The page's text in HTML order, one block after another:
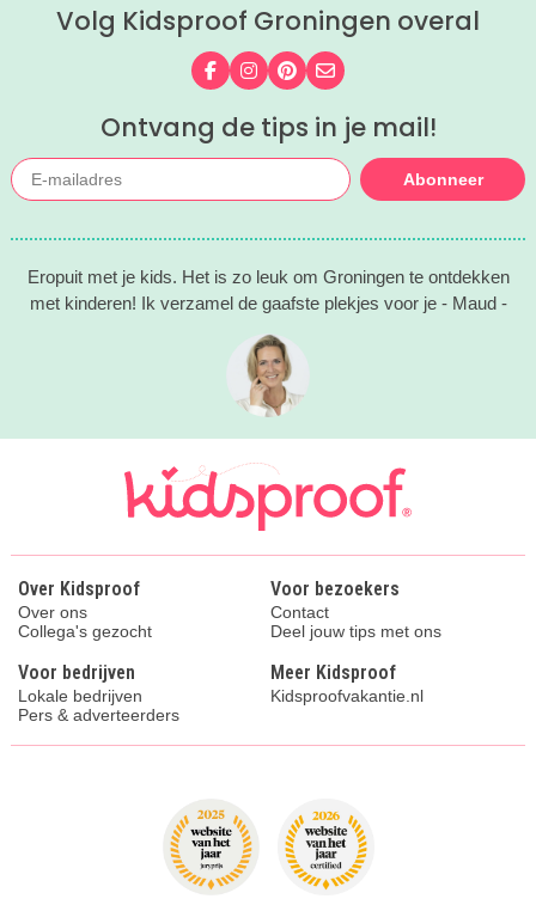
Volg Kidsproof Groningen overal
Volg ons op Facebook
Volg ons op Instagram
Volg ons op Pinterest
Mail ons
Ontvang de tips in je mail!
Abonneer
Eropuit met je kids. Het is zo leuk om Groningen te ontdekken
met kinderen! Ik verzamel de gaafste plekjes voor je - Maud -
Over Kidsproof
Over ons
Collega's gezocht
Voor bezoekers
Contact
Deel jouw tips met ons
Voor bedrijven
Lokale bedrijven
Pers & adverteerders
Meer Kidsproof
Kidsproofvakantie.nl